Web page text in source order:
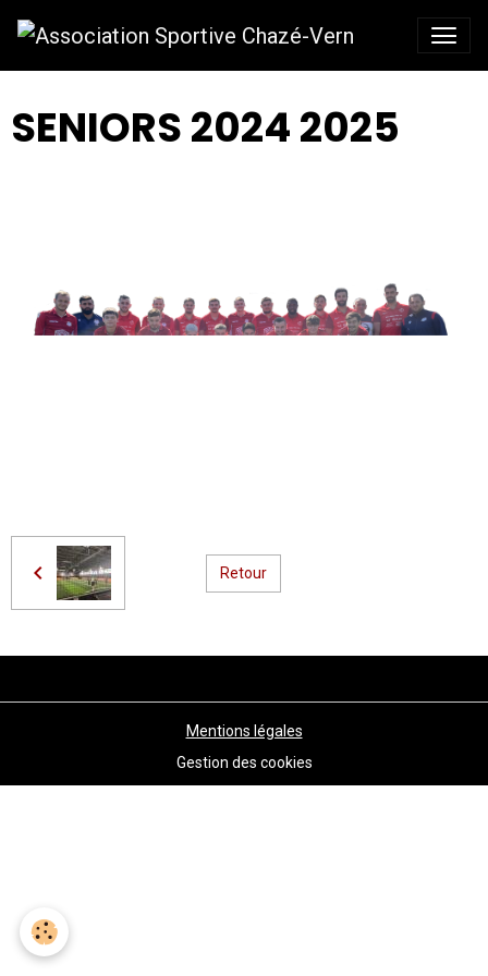
SENIORS 2024 2025
Retour
Mentions légales
Gestion des cookies